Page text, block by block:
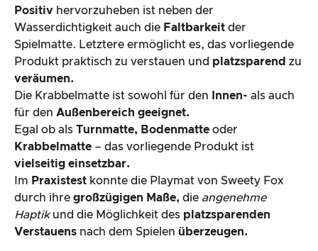
Positiv hervorzuheben ist neben der
Wasserdichtigkeit auch die Faltbarkeit der
Spielmatte. Letztere ermöglicht es, das vorliegende
Produkt praktisch zu verstauen und platzsparend zu
veräumen.
Die Krabbelmatte ist sowohl für den
Innen- als auch
für den Außenbereich geeignet.
Egal ob als Turnmatte, Bodenmatte oder
Krabbelmatte – das vorliegende Produkt ist
vielseitig einsetzbar.
Im Praxistest konnte die Playmat von Sweety Fox
durch ihre großzügigen Maße, die angenehme
Haptikund die Möglichkeit des platzsparenden
Verstauens nach dem Spielen überzeugen.